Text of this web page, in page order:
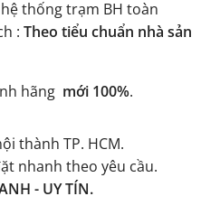
thống trạm BH toàn
: Theo tiểu chuẩn nhà sản
hãng mới 100%.
thành TP. HCM.
nhanh theo yêu cầu.
- UY TÍN.